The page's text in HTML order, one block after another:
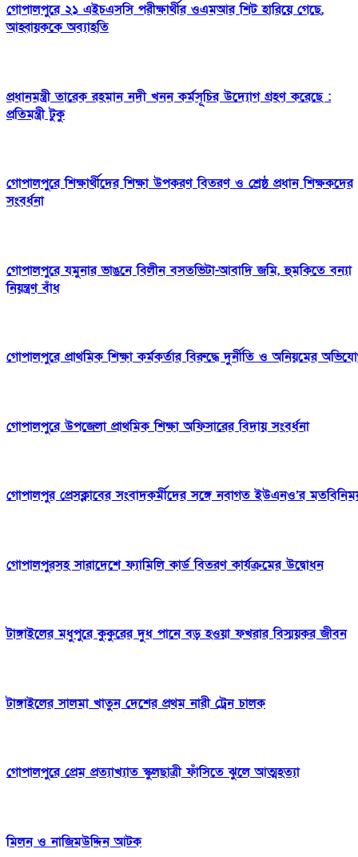
গোপালপুরে ২১ এইচএসসি পরীক্ষার্থীর ওএমআর শিট হারিয়ে গেছে,
আহ্বায়ককে অব্যাহতি
প্রধানমন্ত্রী তারেক রহমান নদী খনন কর্মসূচির উদ্যোগ গ্রহণ করেছে :
প্রতিমন্ত্রী টুকু
গোপালপুরে শিক্ষার্থীদের শিক্ষা উপকরণ বিতরণ ও শ্রেষ্ঠ প্রধান শিক্ষকদের
সংবর্ধনা
গোপালপুরে যমুনার ভাঙনে বিলীন বসতভিটা-আবাদি জমি, হুমকিতে বন্যা
নিয়ন্ত্রণ বাঁধ
গোপালপুরে প্রাথমিক শিক্ষা কর্মকর্তার বিরুদ্ধে দুর্নীতি ও অনিয়মের
গোপালপুরে উপজেলা প্রাথমিক শিক্ষা অফিসারের বিদায় সংবর্ধনা
গোপালপুর প্রেসক্লাবের সংবাদকর্মীদের সঙ্গে নবাগত ইউএনও’র
গোপালপুরসহ সারাদেশে ফ্যামিলি কার্ড বিতরণ কার্যক্রমের উদ্বোধন
টাঙ্গাইলের মধুপুরে কুকুরের দুধ পানে বড় হওয়া ফখরার বিস্ময়কর জীবন
টাঙ্গাইলের সালমা খাতুন দেশের প্রথম নারী ট্রেন চালক
গোপালপুরে প্রেম প্রত্যাখ্যাত স্কুলছাত্রী ফাঁসিতে ঝুলে আত্মহত্যা
মিলন ও নাজিমউদ্দিন আটক